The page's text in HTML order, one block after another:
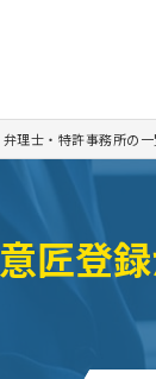
弁理士・特許事務所の
意匠登